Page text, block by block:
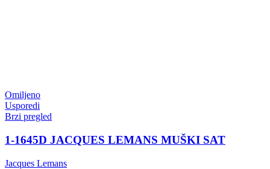
Omiljeno
Usporedi
Brzi pregled
1-1645D JACQUES LEMANS MUŠKI SAT
Jacques Lemans